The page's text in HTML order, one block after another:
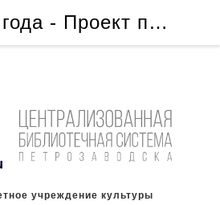
учреждение культуры
Май 2022 года - Проект по созданию музейной комнаты «Жизнь и творчество народного писателя Карелии Дмитрия Яковлевича Гусарова» - Проекты и программы - О нас - Муниципальное бюджетное учреждение культуры Петрозаводского городского округа «Централизованная библиотечная система» (МУ «Петрозаводская ЦБС»)